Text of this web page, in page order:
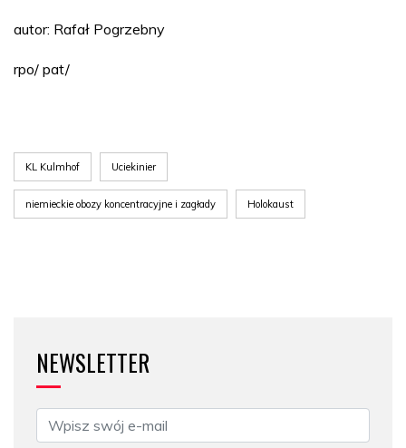
autor: Rafał Pogrzebny
rpo/ pat/
KL Kulmhof Uciekinier
niemieckie obozy koncentracyjne i zagłady Holokaust
NEWSLETTER